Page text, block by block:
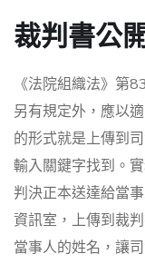
裁判書公
《法院組織法》第
另有規定外，應以
的形式就是上傳到
輸入關鍵字找到。
判決正本送達給當
資訊室，上傳到裁
當事人的姓名，讓